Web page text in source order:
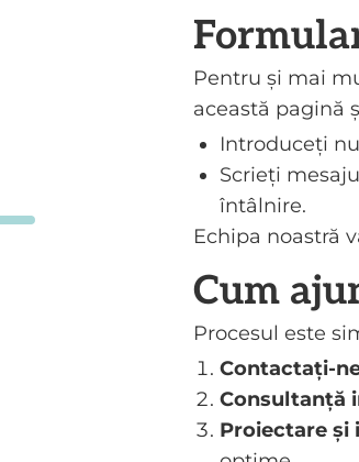
Pentru și mai
această pagină
Introduceți
Scrieți
întâlnire.
Echipa noastră
Cum
Procesul este
Contactați-
Consultanță
Proiectare și